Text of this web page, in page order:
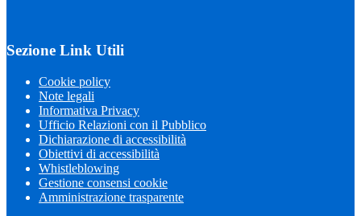
Sezione Link Utili
Cookie policy
Note legali
Informativa Privacy
Ufficio Relazioni con il Pubblico
Dichiarazione di accessibilità
Obiettivi di accessibilità
Whistleblowing
Gestione consensi cookie
Amministrazione trasparente